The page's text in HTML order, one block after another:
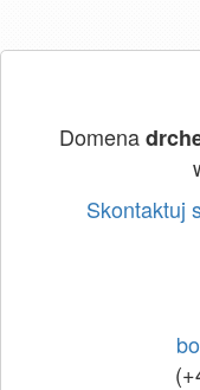
Domena
Skontaktuj